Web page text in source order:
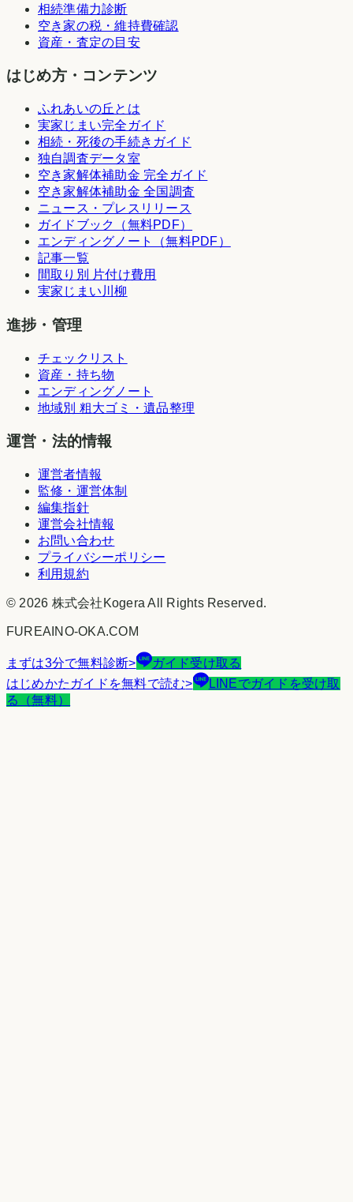
相続準備力診断
空き家の税・維持費確認
資産・査定の目安
はじめ方・コンテンツ
ふれあいの丘とは
実家じまい完全ガイド
相続・死後の手続きガイド
独自調査データ室
空き家解体補助金 完全ガイド
空き家解体補助金 全国調査
ニュース・プレスリリース
ガイドブック（無料PDF）
エンディングノート（無料PDF）
記事一覧
間取り別 片付け費用
実家じまい川柳
進捗・管理
チェックリスト
資産・持ち物
エンディングノート
地域別 粗大ゴミ・遺品整理
運営・法的情報
運営者情報
監修・運営体制
編集指針
運営会社情報
お問い合わせ
プライバシーポリシー
利用規約
© 2026 株式会社Kogera All Rights Reserved.
FUREAINO-OKA.COM
まずは3分で無料診断>
ガイド受け取る
はじめかたガイドを無料で読む>
LINEでガイドを受け取
る（無料）